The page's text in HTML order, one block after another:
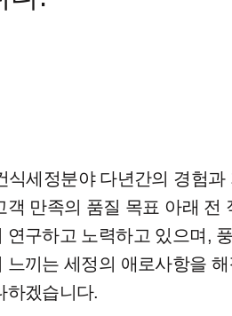
식세정분야 다년간의 경험과
객 만족의 품질 목표 아래 전
연구하고 노력하고 있으며,
느끼는 세정의 애로사항을
하겠습니다.